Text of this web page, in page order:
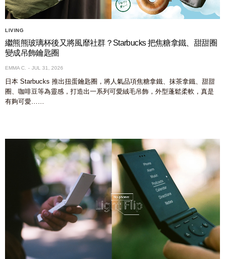
LIVING
繼熊熊玻璃杯後又將風靡社群？Starbucks 把焦糖拿鐵、甜甜圈
變成吊飾鑰匙圈
EMMA C. JUL 31, 2026
日本 Starbucks 推出扭蛋鑰匙圈，將人氣品項焦糖拿鐵、抹茶拿鐵、甜甜
圈、咖啡豆等為靈感，打造出一系列可愛絨毛吊飾，外型蓬鬆柔軟，真是
有夠可愛……